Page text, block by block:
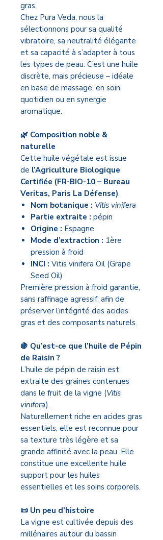
gras.
Chez Pura Veda, nous la
sélectionnons pour sa qualité
vibratoire, sa neutralité élégante
et sa capacité à s’adapter à tous
les types de peau. C’est une huile
discrète, mais précieuse – idéale
en base de massage, en soin
quotidien ou en synergie
aromatique.
🌿 Composition noble &
naturelle
Cette huile végétale est issue
de l’Agriculture Biologique
Certifiée (FR-BIO-10 – Bureau
Veritas, Paris La Défense).
Nom botanique : Vitis vinifera
Partie extraite : pépin
Origine : Espagne
Mode d’extraction : 1ère
pression à froid
INCI : Vitis vinifera Oil (Grape
Seed Oil)
Première pression à froid garantie,
sans raffinage agressif, afin de
préserver l’intégrité des acides
gras et des composants naturels.
🍇 Qu’est-ce que l’huile de Pépin
de Raisin ?
L’huile de pépin de raisin est
extraite des graines contenues
dans le fruit de la vigne (Vitis
vinifera).
Naturellement riche en acides gras
essentiels, elle est reconnue pour
sa texture très légère et sa
grande affinité avec la peau. Elle
constitue une excellente huile
support pour les huiles
essentielles et les soins corporels.
📜 Un peu d’histoire
La vigne est cultivée depuis des
millénaires autour du bassin